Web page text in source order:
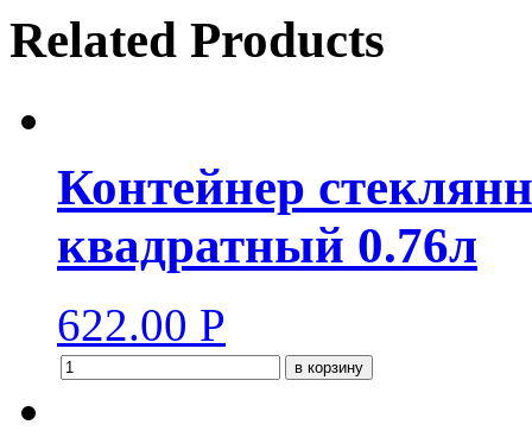
Related Products
Контейнер
квадратный 0.76л
622.00 Р
в корзину